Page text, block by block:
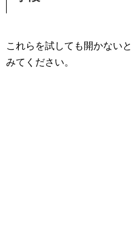
これらを試しても開かない
みてください。